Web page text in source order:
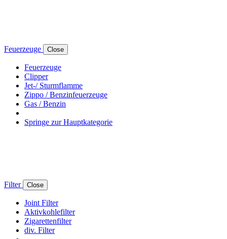
Feuerzeuge Close
Feuerzeuge
Clipper
Jet-/ Sturmflamme
Zippo / Benzinfeuerzeuge
Gas / Benzin
Springe zur Hauptkategorie
Filter Close
Joint Filter
Aktivkohlefilter
Zigarettenfilter
div. Filter